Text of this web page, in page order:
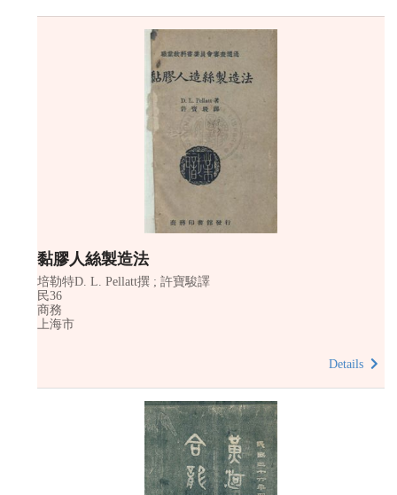
黏膠人絲製造法
培勒特D. L. Pellatt撰 ; 許寶駿譯
民36
商務
上海市
Details